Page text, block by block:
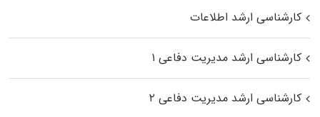
کارشناسی ارشد اطلاعات
کارشناسی ارشد مدیریت دفاعی ۱
کارشناسی ارشد مدیریت دفاعی ۲